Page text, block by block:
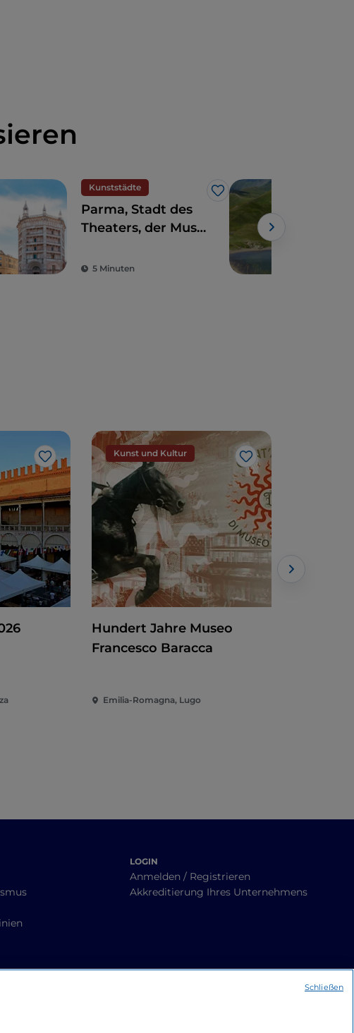
Kunststädte
Like
Parma, Stadt des
Theaters, der Musik
Küche
5 Minuten
Like
Kunst und Kultur
Like
Hundert Jahre Museo
Francesco Baracca
Emilia-Romagna, Lugo
LOGIN
Anmelden / Registrieren
Akkreditierung Ihres Unternehmens
Schließen